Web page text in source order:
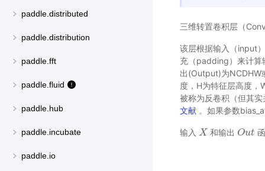
paddle.distributed
paddle.distribution
paddle.fft
paddle.fluid
paddle.hub
paddle.incubate
paddle.io
三维转置卷积层（
该层根据输入（input
充（padding）来计算
出(Output)为NCDHW
度，H为特征层高度，
被称为反卷积（但其
文献 。如果参数
输入 X
X 和输出 Out
Out